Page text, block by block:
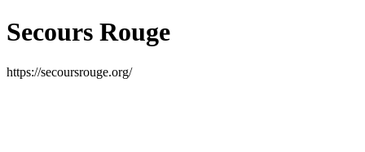
Secours Rouge
https://secoursrouge.org/